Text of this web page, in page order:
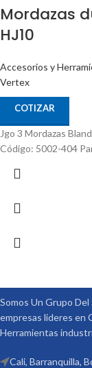
Mordazas
HJ10
Accesorios y
Vertex
COTIZAR
Jgo 3 Mordazas
Código: 5002-404
Somos Un Grupo
empresas lideres en
Herramientas
Cali, Barranquilla,